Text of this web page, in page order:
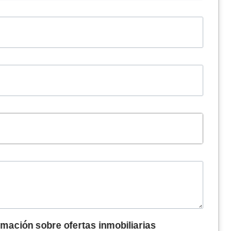
sobre ofertas inmobiliarias